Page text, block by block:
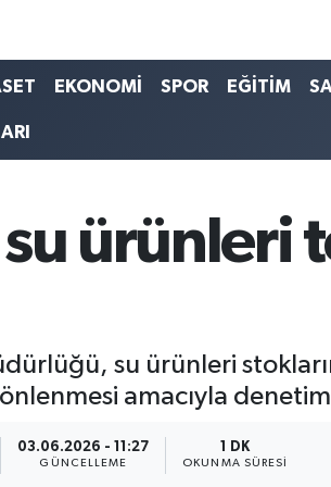
EKONOMİ SPOR EĞİTİM
su
su ürünleri
önlenmesi amacıyla
03.06.2026 - 11:27
GÜNCELLEME
1 DK
OKUNMA SÜRESI